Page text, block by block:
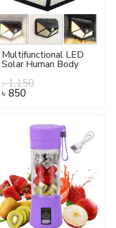
Multifunctional LED
Solar Human Body
Wall Lamp.
৳1,150
৳ 850